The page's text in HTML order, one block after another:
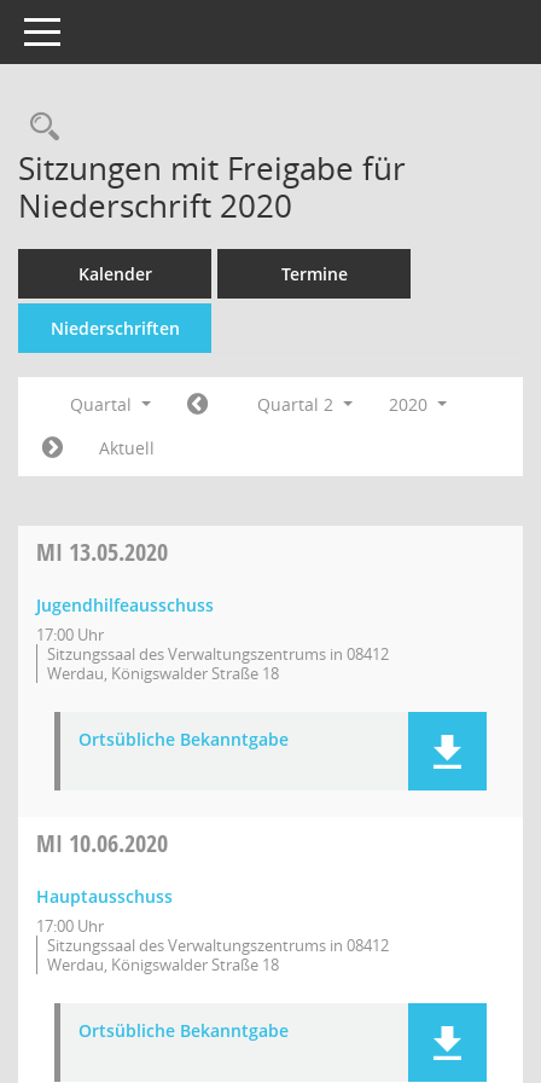
Toggle navigation
Sitzungen mit Freigabe für
Niederschrift 2020
Kalender Termine
Niederschriften
Quartal Quartal 2
2020
Aktuell
MI 13.05.2020
Jugendhilfeausschuss
17:00 Uhr
Sitzungssaal des Verwaltungszentrums in 08412
Werdau, Königswalder Straße 18
Ortsübliche Bekanntgabe
MI 10.06.2020
Hauptausschuss
17:00 Uhr
Sitzungssaal des Verwaltungszentrums in 08412
Werdau, Königswalder Straße 18
Ortsübliche Bekanntgabe